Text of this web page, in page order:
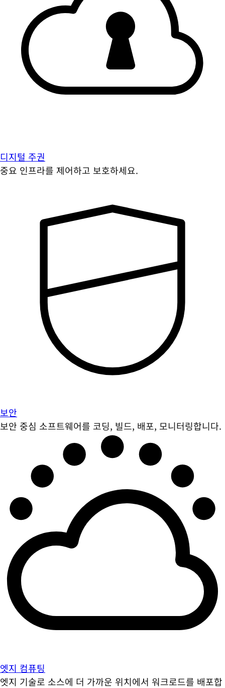
디지털 주권
중요 인프라를 제어하고 보호하세요.
보안
보안 중심 소프트웨어를 코딩, 빌드, 배포, 모니터링합니다.
엣지 컴퓨팅
엣지 기술로 소스에 더 가까운 위치에서 워크로드를 배포합